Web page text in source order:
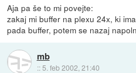
Aja pa še to mi povejte:
zakaj mi buffer na plexu 24x, ki
pada buffer, potem se nazaj
mb
:: 5. feb 2002, 21:40